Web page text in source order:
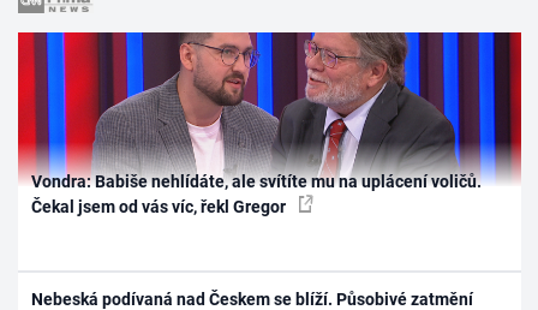
Vondra: Babiše nehlídáte, ale svítíte mu na uplácení voličů.
Čekal jsem od vás víc, řekl Gregor
Nebeská podívaná nad Českem se blíží. Působivé zatmění